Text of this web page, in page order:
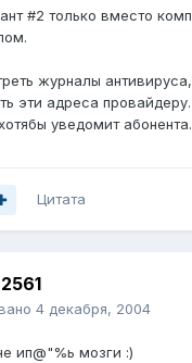
#2 только вместо
журналы
эти адреса
уведомит абонента.
Цитата
4 декабря, 2004
ип@"%ь мозги :)